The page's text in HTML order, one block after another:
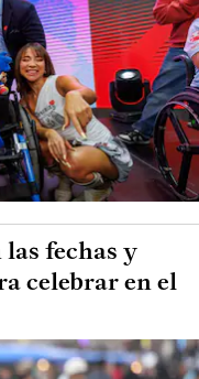
las fechas y
celebrar en el